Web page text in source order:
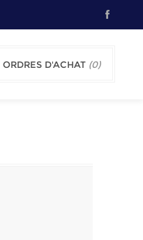
ORDRES D'ACHAT (0)